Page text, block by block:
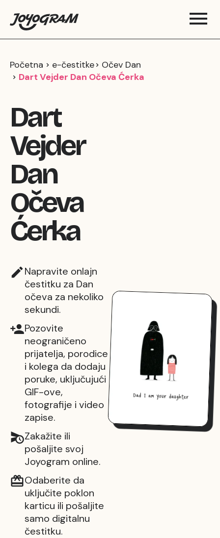
Početna e-čestitke
Očev Dan
Dart Vejder Dan Očeva Ćerka
Dart
Vejder
Dan
Očeva
Ćerka
Napravite onlajn
čestitku za Dan
očeva za nekoliko
sekundi.
Pozovite
neograničeno
prijatelja, porodice
i kolega da dodaju
poruke, uključujući
GIF-ove,
fotografije i video
zapise.
Zakažite ili
pošaljite svoj
Joyogram online.
Odaberite da
uključite poklon
karticu ili pošaljite
samo digitalnu
čestitku.